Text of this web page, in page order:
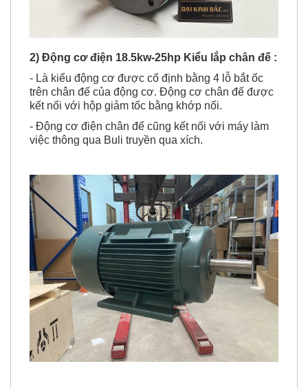
2) Động cơ điện 18.5kw-25hp Kiểu lắp chân đế :
- Là kiểu động cơ được cố định bằng 4 lỗ bắt ốc
trên chân đế của động cơ. Động cơ chân đế được
kết nối với hộp giảm tốc bằng khớp nối.
- Động cơ điện chân đế cũng kết nối với máy làm
việc thông qua Buli truyền qua xích.